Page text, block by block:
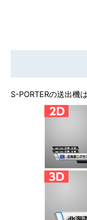
S-PORTERの送出機